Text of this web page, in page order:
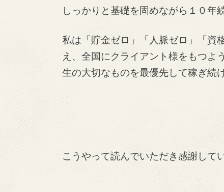
しっかりと基礎を固めながら１０年
私は「貯金ゼロ」「人脈ゼロ」「資
え、全国にクライアント様をもつよ
生の大切なものを最優先して稼ぎ続
こうやって読んでいただき感謝して